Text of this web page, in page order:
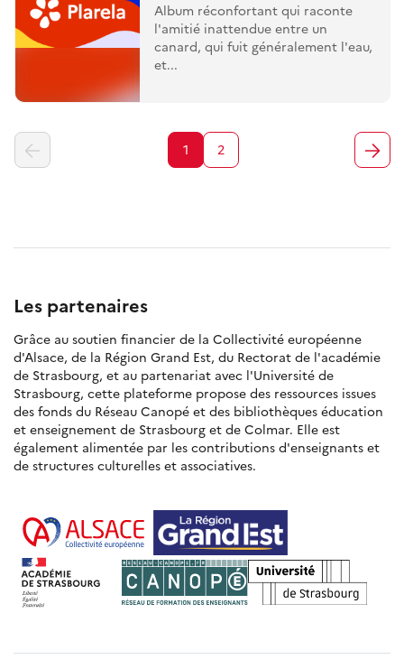
Album réconfortant qui raconte
l'amitié inattendue entre un
canard, qui fuit généralement l'eau,
et...
1 2
Les partenaires
Grâce au soutien financier de la Collectivité européenne
d'Alsace, de la Région Grand Est, du Rectorat de l'académie
de Strasbourg, et au partenariat avec l'Université de
Strasbourg, cette plateforme propose des ressources issues
des fonds du Réseau Canopé et des bibliothèques éducation
et enseignement de Strasbourg et de Colmar. Elle est
également alimentée par les contributions d'enseignants et
de structures culturelles et associatives.